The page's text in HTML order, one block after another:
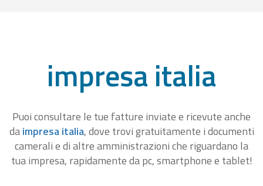
impresa italia
Puoi consultare le tue fatture inviate e ricevute anche
daimpresa italia, dove trovi gratuitamente i documenti
camerali e di altre amministrazioni che riguardano la
tua impresa, rapidamente da pc, smartphone e tablet!